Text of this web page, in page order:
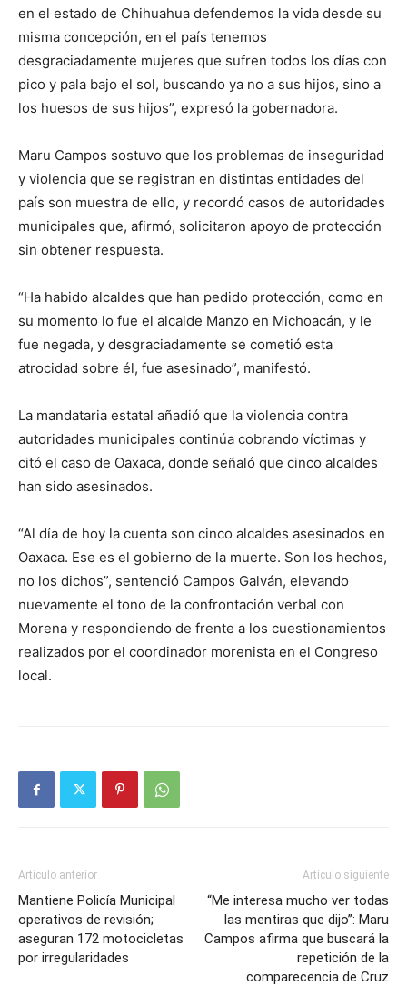
en el estado de Chihuahua defendemos la vida desde su
misma concepción, en el país tenemos
desgraciadamente mujeres que sufren todos los días con
pico y pala bajo el sol, buscando ya no a sus hijos, sino a
los huesos de sus hijos”, expresó la gobernadora.
Maru Campos sostuvo que los problemas de inseguridad
y violencia que se registran en distintas entidades del
país son muestra de ello, y recordó casos de autoridades
municipales que, afirmó, solicitaron apoyo de protección
sin obtener respuesta.
“Ha habido alcaldes que han pedido protección, como en
su momento lo fue el alcalde Manzo en Michoacán, y le
fue negada, y desgraciadamente se cometió esta
atrocidad sobre él, fue asesinado”, manifestó.
La mandataria estatal añadió que la violencia contra
autoridades municipales continúa cobrando víctimas y
citó el caso de Oaxaca, donde señaló que cinco alcaldes
han sido asesinados.
“Al día de hoy la cuenta son cinco alcaldes asesinados en
Oaxaca. Ese es el gobierno de la muerte. Son los hechos,
no los dichos”, sentenció Campos Galván, elevando
nuevamente el tono de la confrontación verbal con
Morena y respondiendo de frente a los cuestionamientos
realizados por el coordinador morenista en el Congreso
local.
Artículo anterior
Mantiene Policía Municipal
operativos de revisión;
aseguran 172 motocicletas
por irregularidades
Artículo siguiente
“Me interesa mucho ver todas
las mentiras que dijo”: Maru
Campos afirma que buscará la
repetición de la
comparecencia de Cruz